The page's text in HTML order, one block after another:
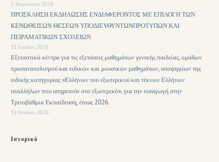
3 Αυγούστου, 2026
ΠΡΟΣΚΛΗΣΗ ΕΚΔΗΛΩΣΗΣ ΕΝΔΙΑΦΕΡΟΝΤΟΣ ΜΕ ΕΠΙΛΟΓΗ ΤΩΝ
ΚΕΝΩΘΕΙΣΩΝ ΘΕΣΕΩΝ ΥΠΟΔΙΕΥΘΥΝΤΩΝΠΡΟΤΥΠΩΝ ΚΑΙ
ΠΕΙΡΑΜΑΤΙΚΩΝ ΣΧΟΛΕΙΩΝ
31 Ιουλίου, 2026
Εξεταστικά κέντρα για τις εξετάσεις μαθημάτων γενικής παιδείας, ομάδων
προσανατολισμού και ειδικών και μουσικών μαθημάτων, υποψηφίων της
ειδικής κατηγορίας «Ελλήνων του εξωτερικού και τέκνων Ελλήνων
υπαλλήλων που υπηρετούν στο εξωτερικό», για την εισαγωγή στην
Τριτοβάθμια Εκπαίδευση, έτους 2026.
31 Ιουλίου, 2026
Ιστορικό